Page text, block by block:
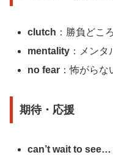
clutch ：勝負どこ
mentality ：メン
no fear ：怖がら
期待・応援
can’t wait to see…